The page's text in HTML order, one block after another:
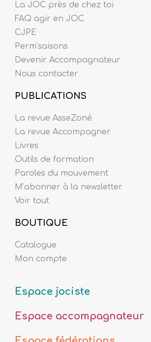
La JOC près de chez toi
FAQ agir en JOC
CJPE
Perm’saisons
Devenir Accompagnateur
Nous contacter
PUBLICATIONS
La revue AsseZoné
La revue Accompagner
Livres
Outils de formation
Paroles du mouvement
M’abonner à la newsletter
Voir tout
BOUTIQUE
Catalogue
Mon compte
Espace jociste
Espace accompagnateur